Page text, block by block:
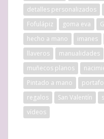
detalles personalizados
Fofulápiz
goma eva
hecho a mano
imanes
llaveros
manualidades
muñecos planos
Pintado a mano
regalos
San Valentín
vídeos